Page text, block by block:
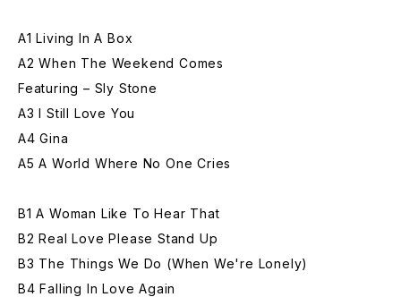
A1 Living In A Box
A2 When The Weekend Comes
Featuring – Sly Stone
A3 I Still Love You
A4 Gina
A5 A World Where No One Cries
B1 A Woman Like To Hear That
B2 Real Love Please Stand Up
B3 The Things We Do (When We're Lonely)
B4 Falling In Love Again